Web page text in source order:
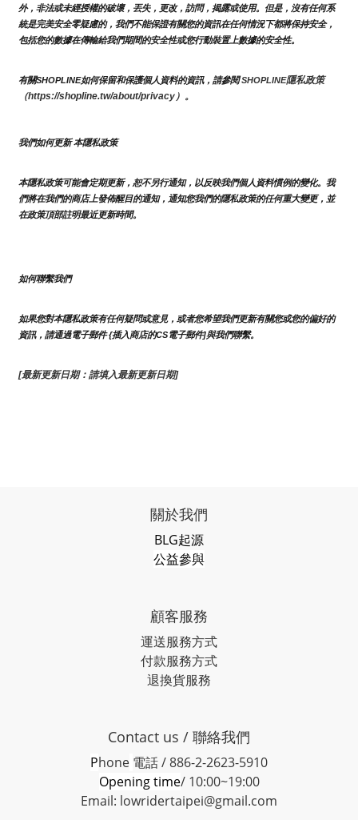
外，非法或未經授權的破壞，丟失，更改，訪問，揭露或使用。但是，沒有任何系
統是完美安全零疑慮的，我們不能保證有關您的資訊在任何情況下都將保持安全，
包括您的數據在傳輸給我們期間的安全性或您行動裝置上數據的安全性。
有關SHOPLINE如何保留和保護個人資料的資訊，請參閱 SHOPLINE隱私政策
（https://shopline.tw/about/privacy）。
我們如何更新 本隱私政策
本隱私政策可能會定期更新，恕不另行通知，以反映我們個人資料慣例的變化。我
們將在我們的商店上發佈醒目的通知，通知您我們的隱私政策的任何重大變更，並
在政策頂部註明最近更新時間。
如何聯繫我們
如果您對本隱私政策有任何疑問或意見，或者您希望我們更新有關您或您的偏好的
資訊，請通過電子郵件 {插入商店的CS電子郵件]與我們聯繫。
[最新更新日期：請填入最新更新日期]
關於我們
BLG起源
公益參與
顧客服務
運送服務方式
付款服務方式
退換貨服務
Contact us / 聯絡我們
Phone 電話 / 886-2-2623-5910
Opening time/ 10:00~19:00
Email: lowridertaipei@gmail.com